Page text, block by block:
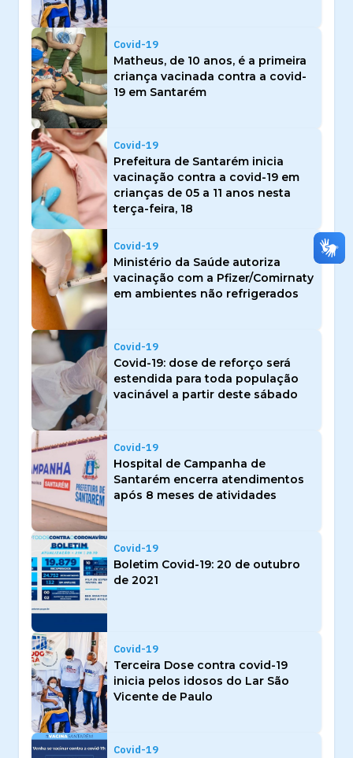
Covid-19
Matheus, de 10 anos, é a primeira
criança vacinada contra a covid-
19 em Santarém
Covid-19
Prefeitura de Santarém inicia
vacinação contra a covid-19 em
crianças de 05 a 11 anos nesta
terça-feira, 18
Covid-19
Ministério da Saúde autoriza
vacinação com a Pfizer/Comirnaty
em ambientes não refrigerados
Covid-19
Covid-19: dose de reforço será
estendida para toda população
vacinável a partir deste sábado
Covid-19
Hospital de Campanha de
Santarém encerra atendimentos
após 8 meses de atividades
Covid-19
Boletim Covid-19: 20 de outubro
de 2021
Covid-19
Terceira Dose contra covid-19
inicia pelos idosos do Lar São
Vicente de Paulo
Covid-19